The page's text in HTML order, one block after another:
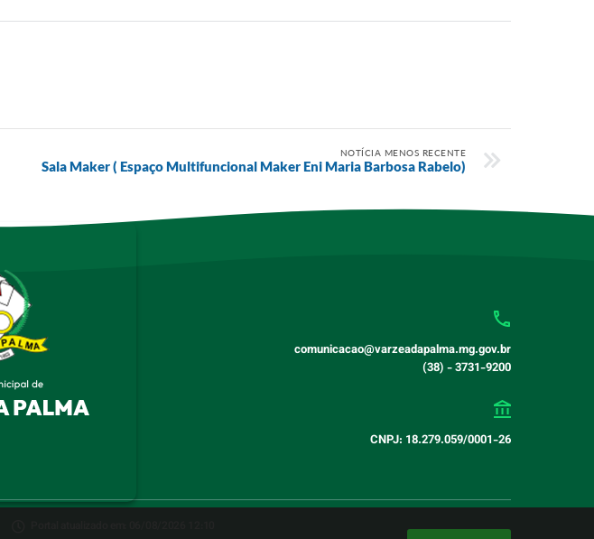
NOTÍCIA MENOS RECENTE
Sala Maker ( Espaço Multifuncional Maker Eni Maria Barbosa Rabelo)
comunicacao@varzeadapalma.mg.gov.br
(38) - 3731-9200
CNPJ: 18.279.059/0001-26